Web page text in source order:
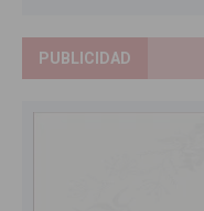
PUBLICIDAD